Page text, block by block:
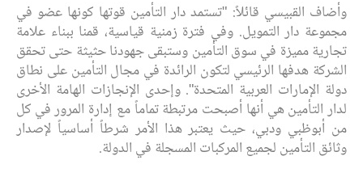
وأضاف القبيسي قائلاً: "تستمد دار التأمين قوتها كونها عضو في
مجموعة دار التمويل. وفي فترة زمنية قياسية، قمنا ببناء علامة
تجارية مميزة في سوق التأمين وستبقى جهودنا حثيثة حتى تحقق
الشركة هدفها الرئيسي لتكون الرائدة في مجال التأمين على نطاق
دولة الإمارات العربية المتحدة". وإحدى الإنجازات الهامة الأخرى
لدار التأمين هي أنها أصبحت مرتبطة تماماً مع إدارة المرور في كل
من أبوظبي ودبي، حيث يعتبر هذا الأمر شرطاً أساسياً لإصدار
وثائق التأمين لجميع المركبات المسجلة في الدولة.